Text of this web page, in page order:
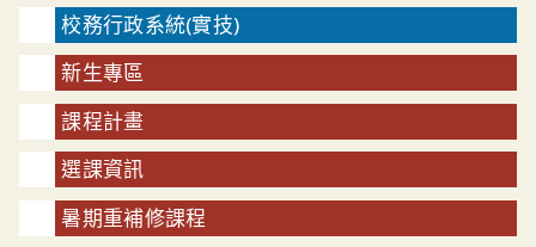
校務行政系統(實技)
新生專區
課程計畫
選課資訊
暑期重補修課程